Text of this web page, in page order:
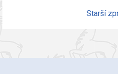
Starší